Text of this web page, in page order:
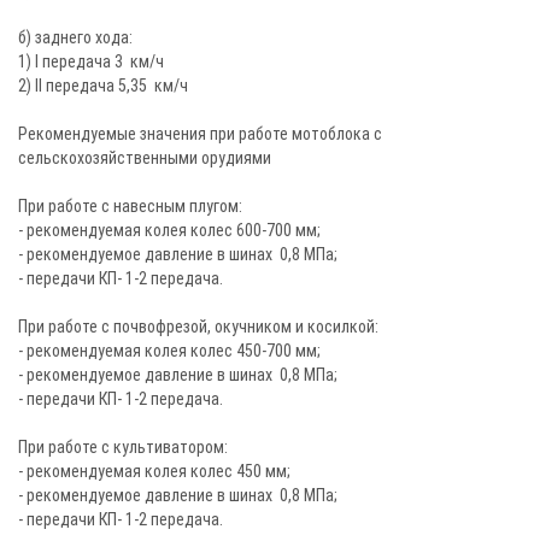
б) заднего хода:
1) I передача 3 км/ч
2) II передача 5,35 км/ч
Рекомендуемые значения при работе мотоблока с
сельскохозяйственными орудиями
При работе с навесным плугом:
- рекомендуемая колея колес 600-700 мм;
- рекомендуемое давление в шинах 0,8 МПа;
- передачи КП- 1-2 передача.
При работе с почвофрезой, окучником и косилкой:
- рекомендуемая колея колес 450-700 мм;
- рекомендуемое давление в шинах 0,8 МПа;
- передачи КП- 1-2 передача.
При работе с культиватором:
- рекомендуемая колея колес 450 мм;
- рекомендуемое давление в шинах 0,8 МПа;
- передачи КП- 1-2 передача.